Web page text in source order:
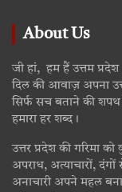
About Us
जी हां, हम हैं उत्तम प्रदेश
दिल की आवाज़ अपना
सिर्फ सच बताने की
हमारा हर शब्द।
उत्तर प्रदेश की गरिमा
अपराध, अत्याचारों,
अनाचारी अपने महल